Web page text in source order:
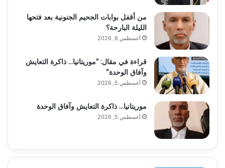
من أقفل بوابات الجحيم الجنونية بعد فتحها
الليلة البارحة؟
أغسطس 6, 2026
قراءة في مقال: “موريتانيا… ذاكرة التعايش
وآفاق الوحدة”
أغسطس 5, 2026
موريتانيا… ذاكرة التعايش وآفاق الوحدة
أغسطس 5, 2026